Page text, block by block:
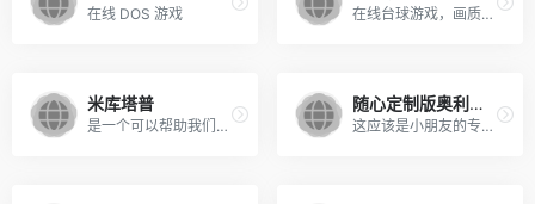
在线 DOS 游戏 在线台球游戏，画质很精美
米库塔普
是一个可以帮助我们释放压力的网站，在该网站中我们可以成为“电音之王”，随意敲击键盘、触碰页面都会成为欢快的音符！！
随心定制版奥利奥-OREOOO
这应该是小朋友的专属网站吧。。。它可以在线制作个性奥利奥饼干图片，简单的鼠标点击即可自定义饼干的厚度与造型，接下来就是发挥创意啦！